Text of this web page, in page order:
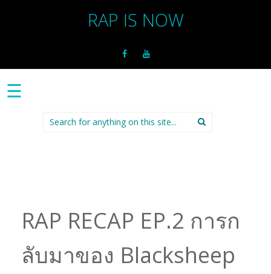
RAP IS NOW
☰
Search
for:
RAP RECAP EP.2 การก
ลับมาของ Blacksheep